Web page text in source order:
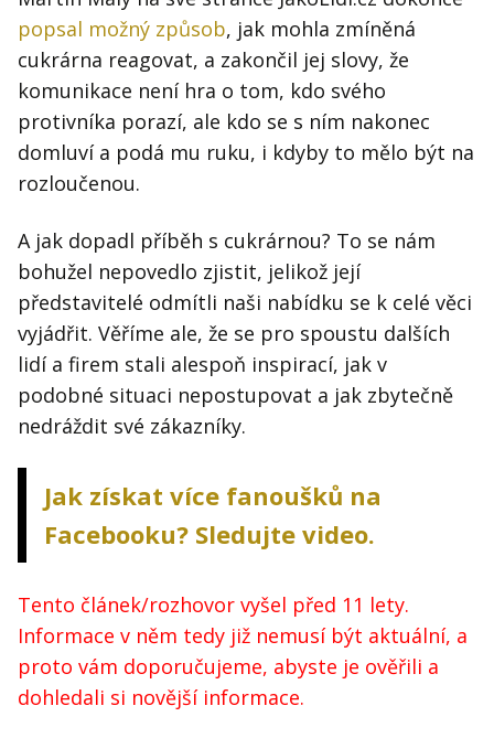
popsal možný způsob, jak mohla zmíněná
cukrárna reagovat, a zakončil jej slovy, že
komunikace není hra o tom, kdo svého
protivníka porazí, ale kdo se s ním nakonec
domluví a podá mu ruku, i kdyby to mělo být na
rozloučenou.
A jak dopadl příběh s cukrárnou? To se nám
bohužel nepovedlo zjistit, jelikož její
představitelé odmítli naši nabídku se k celé věci
vyjádřit. Věříme ale, že se pro spoustu dalších
lidí a firem stali alespoň inspirací, jak v
podobné situaci nepostupovat a jak zbytečně
nedráždit své zákazníky.
Jak získat více fanoušků na
Facebooku? Sledujte video.
Tento článek/rozhovor vyšel před 11 lety.
Informace v něm tedy již nemusí být aktuální, a
proto vám doporučujeme, abyste je ověřili a
dohledali si novější informace.